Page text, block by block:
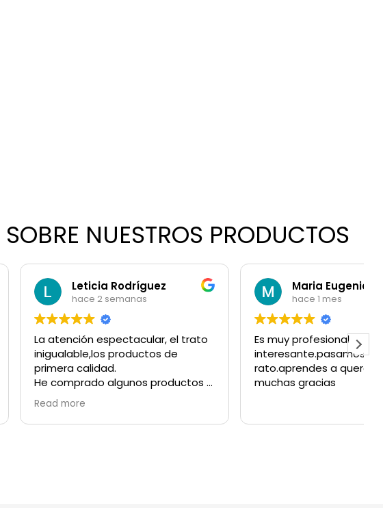
NUESTROS PRODUCTOS
Rodríguez
2 semanas
espectacular, el trato
productos de
algunos productos y
, compré una vela de
flipa tanto el aroma
y el olor que deja
Maria Eugenia Jimenez Betancur
Es muy profesional,y fue muy
interesante.pasamos un buen
rato.aprendes a quererte.asi qué
muchas gracias